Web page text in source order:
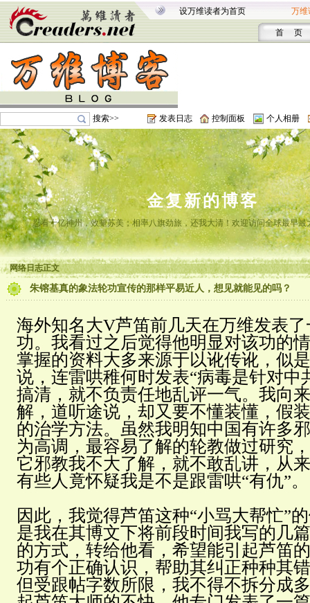
设万维读者为首页 万维
首 页
搜索>> 发表日志 控制面板 个人相册
金复新的博客
忍看十亿神州，效颦苏美；相率八旗劲旅，还我大清！欢迎访问全球最早最
网络日志正文
朱镕基真的象法轮功宣传的那样平易近人，想见就能见的吗？
海外知名大V芦笛前几天在万维发表
功。我看过之后觉得他明显对该功的
掌握的资料大多来源于以讹传讹，似
说，连雷哄稚何时发表“病毒是针对中
搞清，就不负责任地乱评一气。我向
解，道听途说，却又要不懂装懂，假
的治学方法。虽然我明知中国有许多
为高调，最容易了解的轮教做过研究
它邪教我不大了解，就不敢乱讲，从
有些人竟怀疑我是不是跟雷哄“有仇”。
因此，我觉得芦笛这种“小骂大帮忙”
是我在其博文下将前段时间我写的几
的方式，转给他看，希望能引起芦笛
功有个正确认识，帮助其纠正种种其
但受跟帖字数所限，我不得不拆分成